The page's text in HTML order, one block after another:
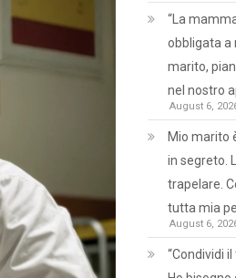
“La
obbligata a
marito,
nel nostro
August 6,
Mio marito
in segreto.
trapelare.
tutta mia
August 6,
“Condividi